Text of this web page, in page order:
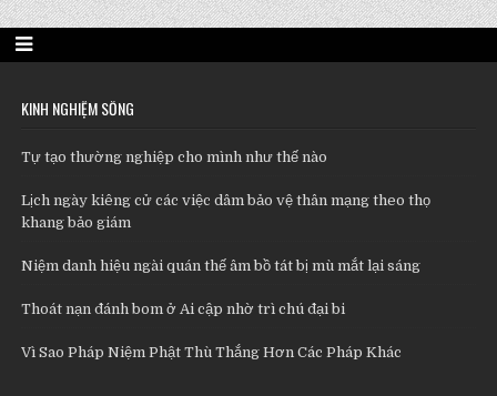
KINH NGHIỆM SỐNG
Tự tạo thường nghiệp cho mình như thế nào
Lịch ngày kiêng cử các việc dâm bảo vệ thân mạng theo thọ
khang bảo giám
Niệm danh hiệu ngài quán thế âm bồ tát bị mù mắt lại sáng
Thoát nạn đánh bom ở Ai cập nhờ trì chú đại bi
Vì Sao Pháp Niệm Phật Thù Thắng Hơn Các Pháp Khác